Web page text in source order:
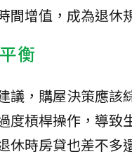
間增值，成為退休
衡
議，購屋決策應該
度槓桿操作，導致
休時房貸也差不多